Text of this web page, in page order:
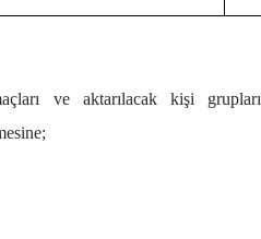
ve aktarılacak kişi grupları